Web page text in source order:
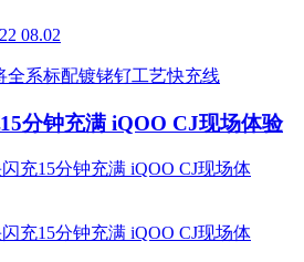
22 08.02
分钟充满 iQOO CJ现场体验